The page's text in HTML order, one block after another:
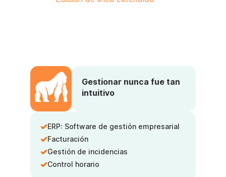
Gestionar nunca fue tan
intuitivo
ERP: Software de gestión empresarial
Facturación
Gestión de incidencias
Control horario